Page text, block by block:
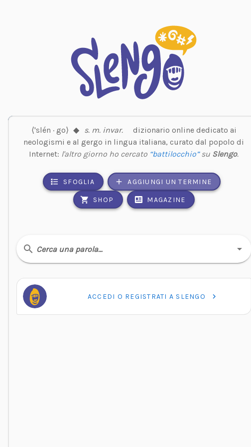
⟨'slén · go⟩ ◆ s. m. invar.
dizionario online dedicato ai
neologismi e al gergo in lingua italiana, curato dal popolo di
Internet: l'altro giorno ho cercato “battilocchio”su Slengo.
SFOGLIA AGGIUNGI UN TERMINE
SHOP MAGAZINE
Cerca una parola…
ACCEDI O REGISTRATI A SLENGO